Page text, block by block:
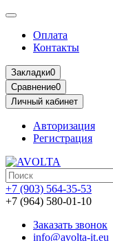
Оплата
Контакты
Закладки0
Сравнение0
Личный кабинет
Авторизация
Регистрация
+7 (903) 564-35-53
+7 (964) 580-01-10
Заказать звонок
info@avolta-it.eu